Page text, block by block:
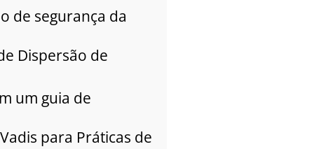
de segurança da
Dispersão de
um guia de
para Práticas de